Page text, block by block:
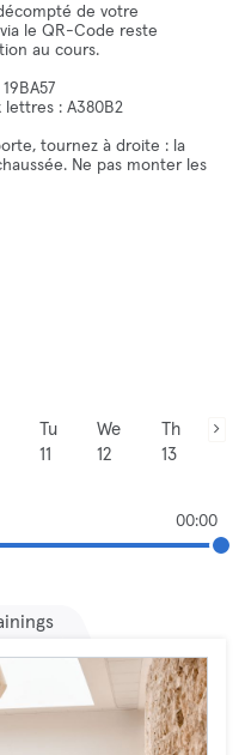
de votre
le QR-Code reste
au cours.
lettres : A380B2
tournez à droite : la
Ne pas monter les
Tu
11
We
12
Th
13
00:00